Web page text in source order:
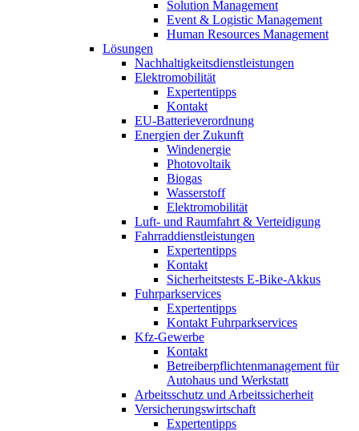
Solution Management
Event & Logistic Management
Human Resources Management
Lösungen
Nachhaltigkeitsdienstleistungen
Elektromobilität
Expertentipps
Kontakt
EU-Batterieverordnung
Energien der Zukunft
Windenergie
Photovoltaik
Biogas
Wasserstoff
Elektromobilität
Luft- und Raumfahrt & Verteidigung
Fahrraddienstleistungen
Expertentipps
Kontakt
Sicherheitstests E-Bike-Akkus
Fuhrparkservices
Expertentipps
Kontakt Fuhrparkservices
Kfz-Gewerbe
Kontakt
Betreiberpflichtenmanagement für
Autohaus und Werkstatt
Arbeitsschutz und Arbeitssicherheit
Versicherungswirtschaft
Expertentipps